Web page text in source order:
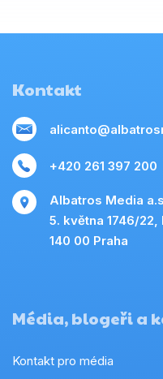
Kontakt
+420 261 397 200
Albatros Media
5. května 1746/22,
140 00 Praha
Média, blogeři a
Kontakt pro média